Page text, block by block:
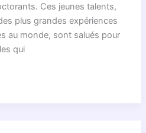
Ces jeunes talents,
plus grandes expériences
au monde, sont salués pour
qui